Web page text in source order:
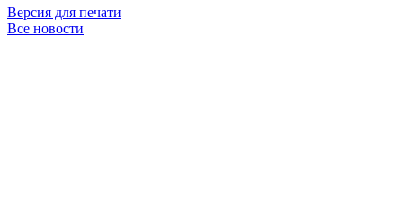
Версия для печати
Все новости